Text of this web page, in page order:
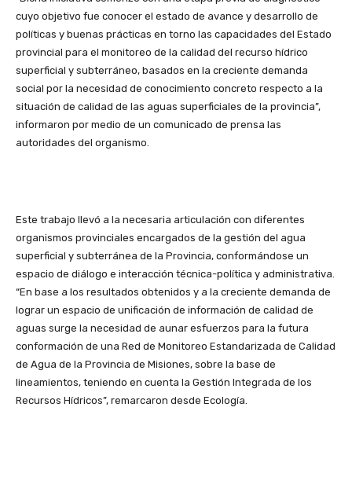
cuyo objetivo fue conocer el estado de avance y desarrollo de
políticas y buenas prácticas en torno las capacidades del Estado
provincial para el monitoreo de la calidad del recurso hídrico
superficial y subterráneo, basados en la creciente demanda
social por la necesidad de conocimiento concreto respecto a la
situación de calidad de las aguas superficiales de la provincia”,
informaron por medio de un comunicado de prensa las
autoridades del organismo.
Este trabajo llevó a la necesaria articulación con diferentes
organismos provinciales encargados de la gestión del agua
superficial y subterránea de la Provincia, conformándose un
espacio de diálogo e interacción técnica-política y administrativa.
“En base a los resultados obtenidos y a la creciente demanda de
lograr un espacio de unificación de información de calidad de
aguas surge la necesidad de aunar esfuerzos para la futura
conformación de una Red de Monitoreo Estandarizada de Calidad
de Agua de la Provincia de Misiones, sobre la base de
lineamientos, teniendo en cuenta la Gestión Integrada de los
Recursos Hídricos”, remarcaron desde Ecología.